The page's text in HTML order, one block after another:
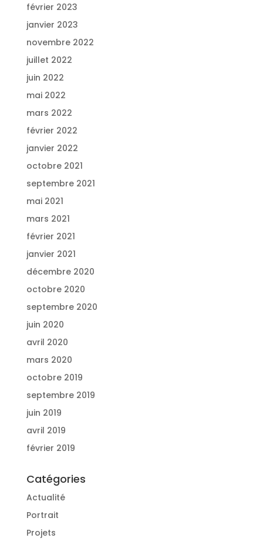
février 2023
janvier 2023
novembre 2022
juillet 2022
juin 2022
mai 2022
mars 2022
février 2022
janvier 2022
octobre 2021
septembre 2021
mai 2021
mars 2021
février 2021
janvier 2021
décembre 2020
octobre 2020
septembre 2020
juin 2020
avril 2020
mars 2020
octobre 2019
septembre 2019
juin 2019
avril 2019
février 2019
Catégories
Actualité
Portrait
Projets